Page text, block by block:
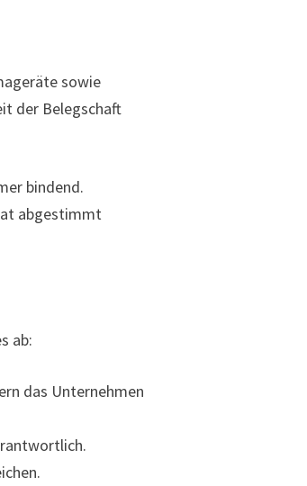
sowie
der Belegschaft
bindend.
abgestimmt
ab:
das Unternehmen